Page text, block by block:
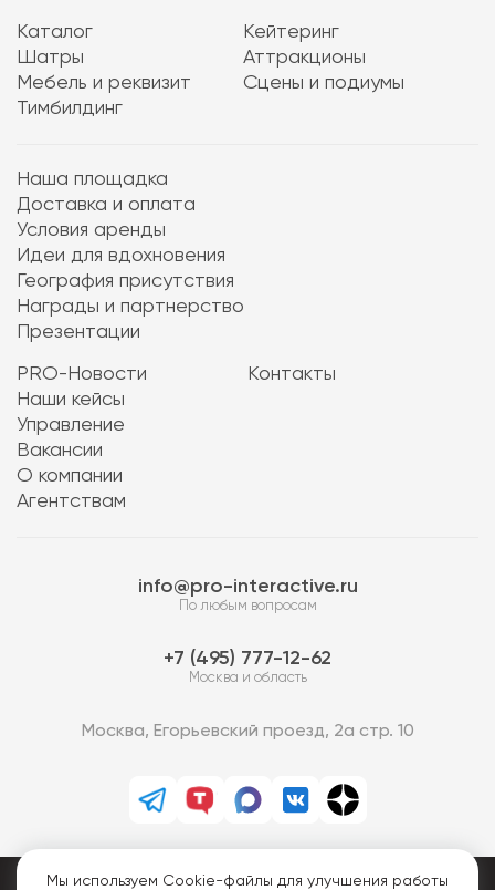
Каталог
Кейтеринг
Шатры
Аттракционы
Мебель и реквизит
Сцены и подиумы
Тимбилдинг
Наша площадка
Доставка и оплата
Условия аренды
Идеи для вдохновения
География присутствия
Награды и партнерство
Презентации
PRO-Новости
Наши кейсы
Управление
Вакансии
О компании
Агентствам
Контакты
info@pro-interactive.ru
По любым вопросам
7 (495) 777-12-62
Москва и область
Москва, Егорьевский проезд, 2а стр. 10
Мы используем Cookie-файлы для улучшения работы